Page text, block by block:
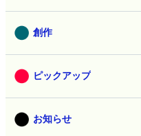
創作
ピックアップ
お知らせ